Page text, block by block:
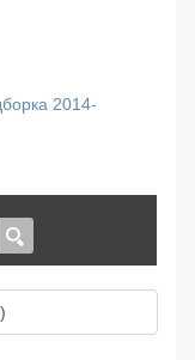
2014-
)